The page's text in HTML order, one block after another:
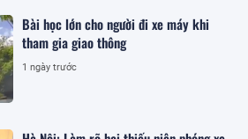
Bài học lớn cho người đi xe máy khi
tham gia giao thông
1 ngày trước